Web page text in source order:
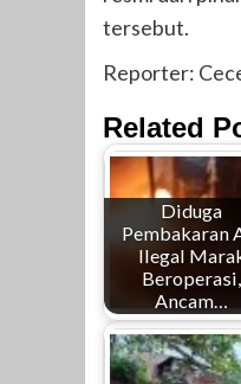
tersebut.
Reporter:
Related
Diduga
Pembakaran
Ilegal
Beroperasi,
Ancam…